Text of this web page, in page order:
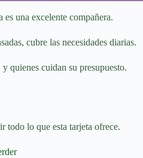
es una excelente compañera.
cubre las necesidades diarias.
quienes cuidan su presupuesto.
todo lo que esta tarjeta ofrece.